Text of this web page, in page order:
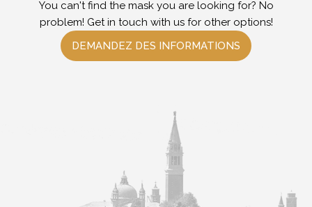
You can't find the mask you are looking for? No
problem! Get in touch with us for other options!
DEMANDEZ DES INFORMATIONS